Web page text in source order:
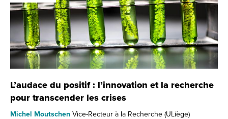
L’audace du positif : l’innovation et la recherche
pour transcender les crises
Michel Moutschen Vice-Recteur à la Recherche (ULiège)